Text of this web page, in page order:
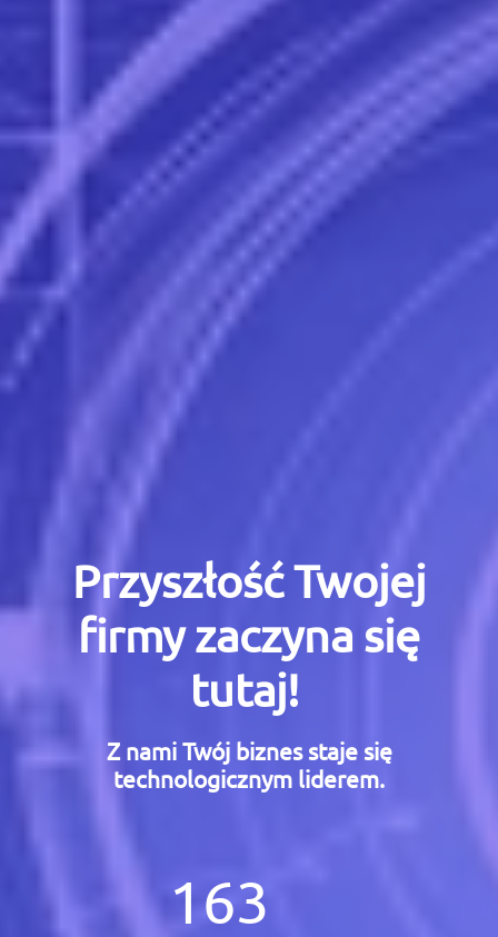
Przyszłość Twojej
firmy zaczyna się
tutaj!
Z nami Twój biznes staje się
technologicznym liderem.
163